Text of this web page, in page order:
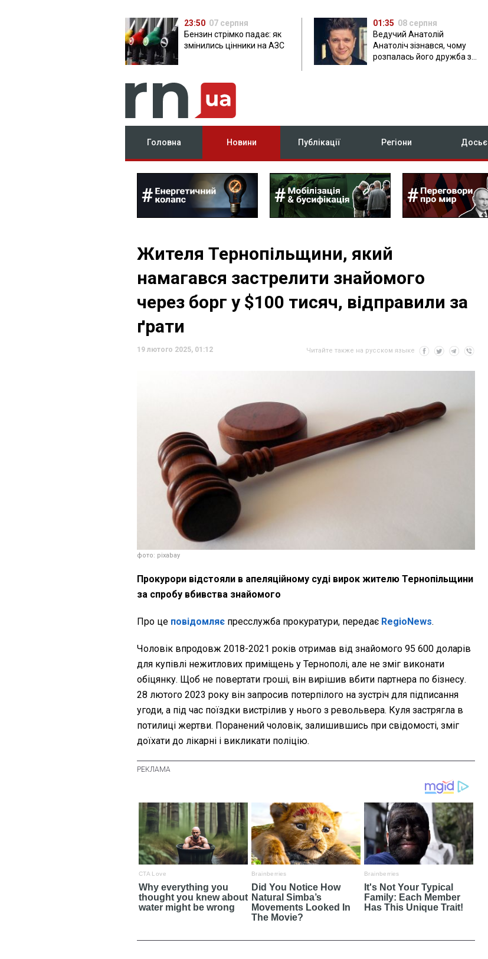
23:50 07 серпня
Бензин стрімко падає: як
змінились цінники на АЗС
01:35 08 серпня
Ведучий Анатолій
Анатоліч зізнався, чому
розпалась його дружба з
Головна Новини Публікації Регіони Досьє
Жителя Тернопільщини, який
намагався застрелити знайомого
через борг у $100 тисяч, відправили за
ґрати
19 лютого 2025, 01:12 Читайте также на русском языке
фото: pixabay
Прокурори відстояли в апеляційному суді вирок жителю Тернопільщини
за спробу вбивства знайомого
Про це повідомляє пресслужба прокуратури, передає RegioNews.
Чоловік впродовж 2018-2021 років отримав від знайомого 95 600 доларів
для купівлі нежитлових приміщень у Тернополі, але не зміг виконати
обіцянку. Щоб не повертати гроші, він вирішив вбити партнера по бізнесу.
28 лютого 2023 року він запросив потерпілого на зустріч для підписання
угоди, а під час поїздки вистрілив у нього з револьвера. Куля застрягла в
потилиці жертви. Поранений чоловік, залишившись при свідомості, зміг
доїхати до лікарні і викликати поліцію.